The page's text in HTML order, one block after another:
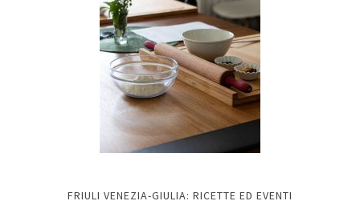
FRIULI VENEZIA-GIULIA: RICETTE ED EVENTI